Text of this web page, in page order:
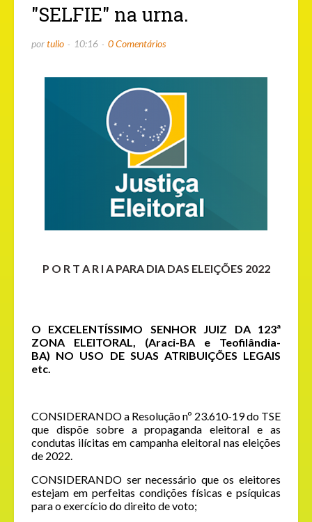
"SELFIE" na urna.
portulio 10:16 0 Comentários
P O R T A R I A PARA DIA DAS ELEIÇÕES 2022
O EXCELENTÍSSIMO SENHOR JUIZ DA 123ª
ZONA ELEITORAL, (Araci-BA e Teofilândia-
BA) NO USO DE SUAS ATRIBUIÇÕES LEGAIS
etc.
CONSIDERANDO a Resolução nº 23.610-19 do TSE
que dispõe sobre a propaganda eleitoral e as
condutas ilícitas em campanha eleitoral nas eleições
de 2022.
CONSIDERANDO ser necessário que os eleitores
estejam em perfeitas condições físicas e psíquicas
para o exercício do direito de voto;